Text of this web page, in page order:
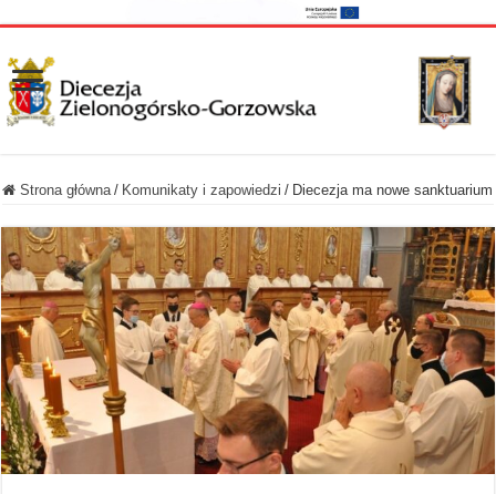
Strona główna / Komunikaty i zapowiedzi / Diecezja ma nowe sanktuarium